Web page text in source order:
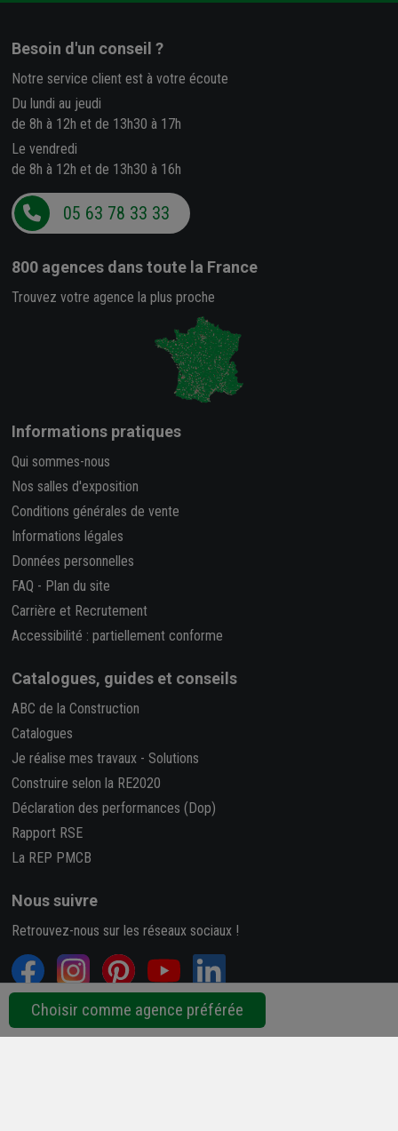
Choisir comme agence préférée
Besoin d'un conseil ?
Notre service client est à votre écoute
Du lundi au jeudi
de 8h à 12h et de 13h30 à 17h
Le vendredi
de 8h à 12h et de 13h30 à 16h
05 63 78 33 33
800 agences dans toute la France
Trouvez votre agence la plus proche
Informations pratiques
Qui sommes-nous
Nos salles d'exposition
Conditions générales de vente
Informations légales
Données personnelles
FAQ - Plan du site
Carrière et Recrutement
Accessibilité : partiellement conforme
Catalogues, guides et conseils
ABC de la Construction
Catalogues
Je réalise mes travaux - Solutions
Construire selon la RE2020
Déclaration des performances (Dop)
Rapport RSE
La REP PMCB
Nous suivre
Retrouvez-nous sur les réseaux sociaux !